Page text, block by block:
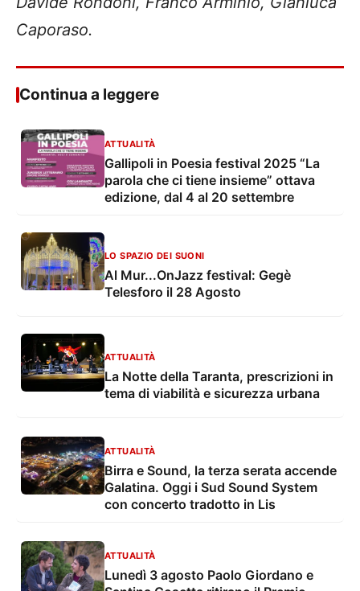
Caporaso.
Continua a leggere
ATTUALITÀ
Gallipoli in Poesia festival 2025 “La
parola che ci tiene insieme” ottava
edizione, dal 4 al 20 settembre
LO SPAZIO DEI SUONI
Al Mur...OnJazz festival: Gegè
Telesforo il 28 Agosto
ATTUALITÀ
La Notte della Taranta, prescrizioni in
tema di viabilità e sicurezza urbana
ATTUALITÀ
Birra e Sound, la terza serata accende
Galatina. Oggi i Sud Sound System
con concerto tradotto in Lis
ATTUALITÀ
Lunedì 3 agosto Paolo Giordano e